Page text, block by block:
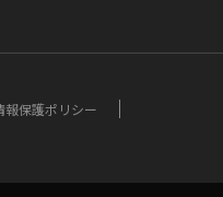
報保護ポリシー